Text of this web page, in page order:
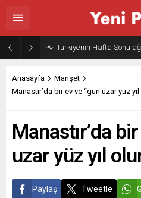
Gazze’nin geleceği:
Anasayfa
Manşet
Manastır’da bir ev ve “gün uzar yüz
Manastır’da
uzar yüz yıl
Paylaş Tweetle